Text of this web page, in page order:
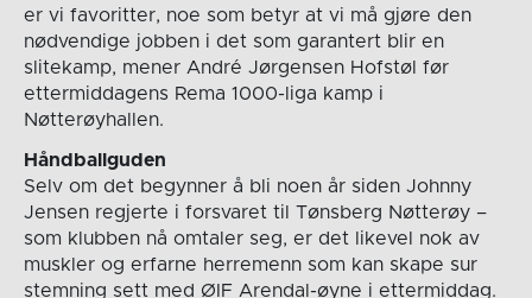
er vi favoritter, noe som betyr at vi må gjøre den
nødvendige jobben i det som garantert blir en
slitekamp, mener André Jørgensen Hofstøl før
ettermiddagens Rema 1000-liga kamp i
Nøtterøyhallen.
Håndballguden
Selv om det begynner å bli noen år siden Johnny
Jensen regjerte i forsvaret til Tønsberg Nøtterøy –
som klubben nå omtaler seg, er det likevel nok av
muskler og erfarne herremenn som kan skape sur
stemning sett med ØIF Arendal-øyne i ettermiddag.